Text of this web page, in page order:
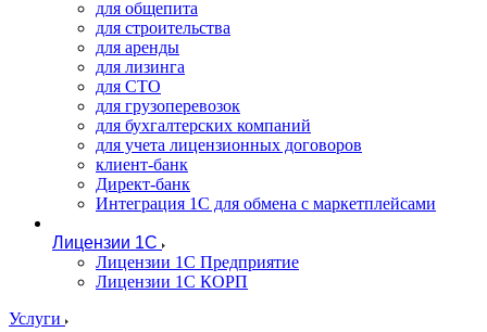
для общепита
для строительства
для аренды
для лизинга
для СТО
для грузоперевозок
для бухгалтерских компаний
для учета лицензионных договоров
клиент-банк
Директ-банк
Интеграция 1C для обмена с маркетплейсами
Лицензии 1С
Лицензии 1С Предприятие
Лицензии 1С КОРП
Услуги